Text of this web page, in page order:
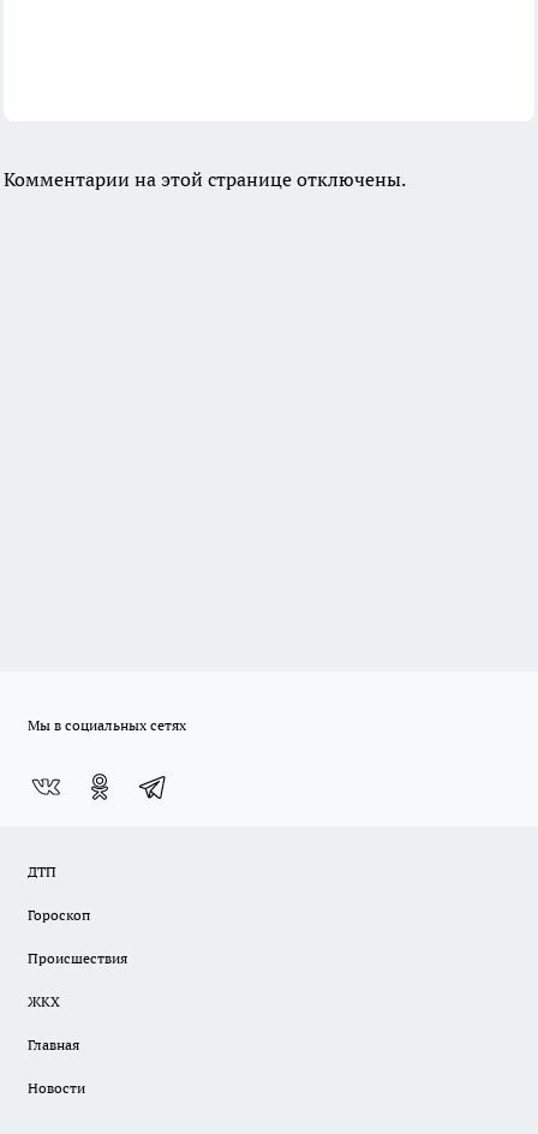
Комментарии на этой странице отключены.
Мы в социальных сетях
ДТП
Гороскоп
Происшествия
ЖКХ
Главная
Новости